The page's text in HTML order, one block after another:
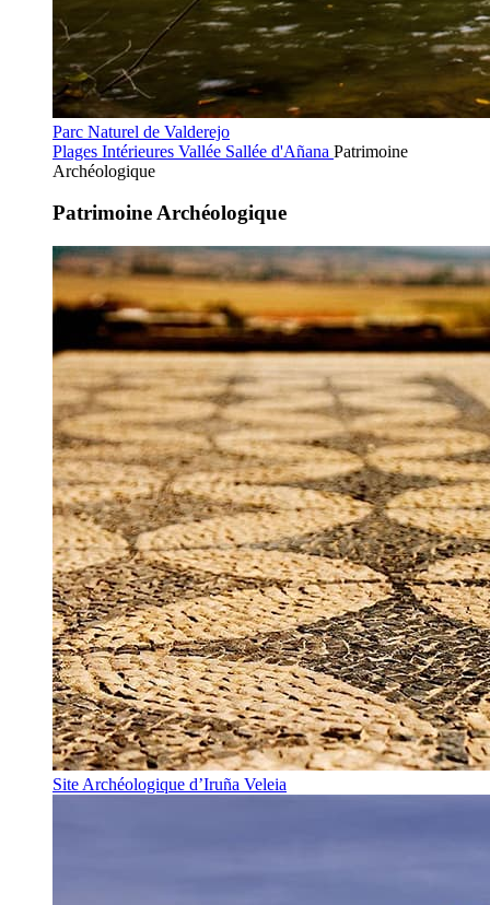
Parc Naturel de Valderejo
Plages Intérieures Vallée Sallée d'Añana Patrimoine
Archéologique
Patrimoine Archéologique
Site Archéologique d’Iruña Veleia